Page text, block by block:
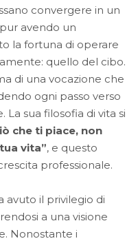
convergere in un
avendo un
la fortuna di operare
quello del cibo.
di una vocazione che
ogni passo verso
sua filosofia di vita si
che ti piace, non
vita”, e questo
professionale.
avuto il privilegio di
a una visione
Nonostante i